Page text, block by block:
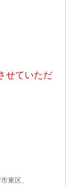
せていただ
東区、